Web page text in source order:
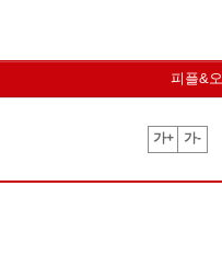
피플&
가+ 가-